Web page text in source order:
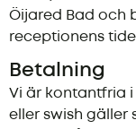
Öijared Bad och
receptionens
Betalning
Vi är kontantfria
eller swish gäller